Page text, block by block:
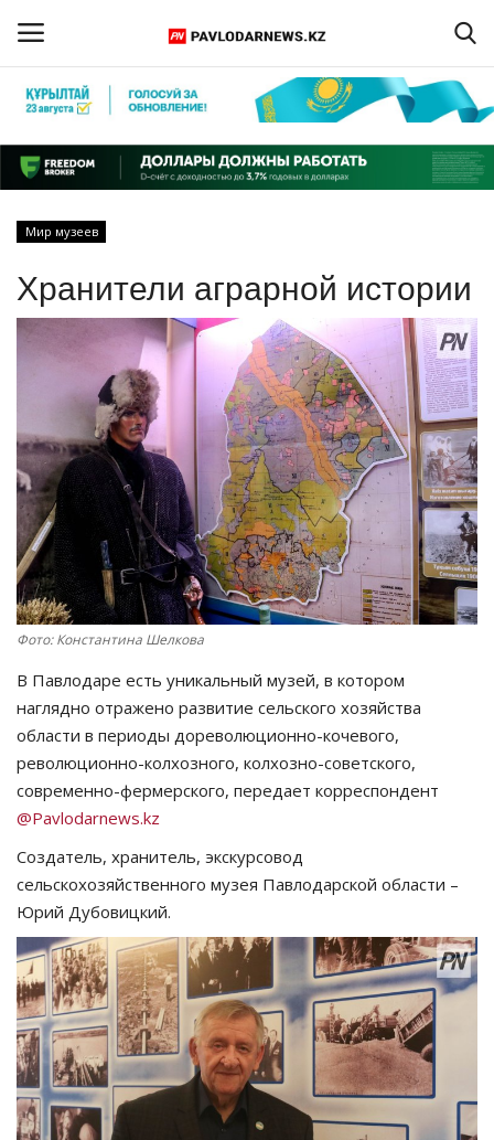
Регистрация
Главная
ПАВЛОДАРСКАЯ ОБЛАСТЬ
КАЗАХСТАН
СПЕЦПРОЕКТЫ
СПОРТ
Чек-лист
РАЗВЛЕЧЕНИЯ
OFFICIAL
Курултай
Язык
Қазақша Русский
Мир музеев
Хранители аграрной истории
Фото: Константина Шелкова
В Павлодаре есть уникальный музей, в котором
наглядно отражено развитие сельского хозяйства
области в периоды дореволюционно-кочевого,
революционно-колхозного, колхозно-советского,
современно-фермерского, передает корреспондент
@Pavlodarnews.kz
Создатель, хранитель, экскурсовод
сельскохозяйственного музея Павлодарской области –
Юрий Дубовицкий.